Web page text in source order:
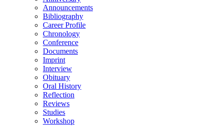
Announcements
Bibliography
Career Profile
Chronology
Conference
Documents
Imprint
Interview
Obituary
Oral History
Reflection
Reviews
Studies
Workshop